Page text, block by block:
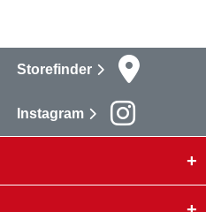
Storefinder
Instagram